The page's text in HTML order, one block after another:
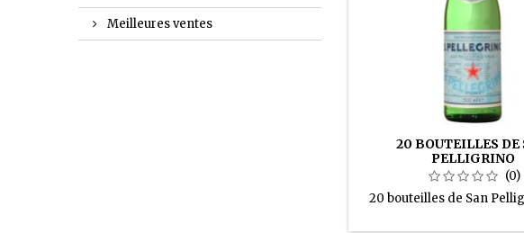
Meilleures ventes
20 BOUTEILLES DE
PELLIGRINO
(0)
20 bouteilles de San